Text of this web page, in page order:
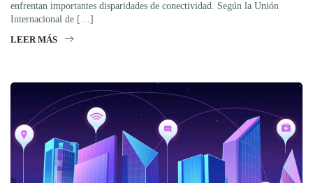
enfrentan importantes disparidades de conectividad. Según la Unión
Internacional de […]
LEER MÁS